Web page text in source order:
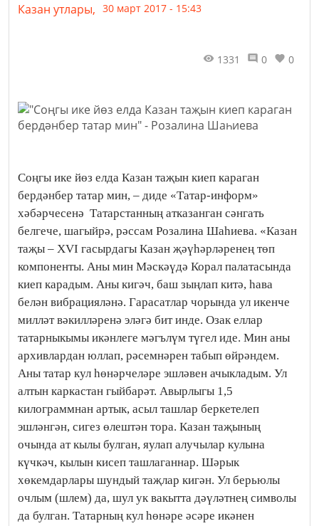
Казан утлары, 30 март 2017 - 15:43
1331 0 0
Соңгы ике йөз елда Казан таҗын киеп караган
бердәнбер татар мин, – диде «Татар-информ»
хәбәрчесенә Татарстанның атказанган сәнгать
белгече, шагыйрә, рәссам Розалина Шаһиева. «Казан
таҗы – ХVI гасырдагы Казан җәүһәрләренең төп
компоненты. Аны мин Мәскәүдә Корал палатасында
киеп карадым. Аны кигәч, баш зыңлап китә, һава
белән вибрацияләнә. Гарасатлар чорында ул икенче
милләт вәкилләренә эләгә бит инде. Озак еллар
татарныкымы икәнлеге мәгълүм түгел иде. Мин аны
архивлардан юллап, рәсемнәрен табып өйрәндем.
Аны татар кул һөнәрчеләре эшләвен ачыкладым. Ул
алтын каркастан гыйбарәт. Авырлыгы 1,5
килограммнан артык, асыл ташлар беркетелеп
эшләнгән, сигез өлештән тора. Казан таҗының
очында ат кылы булган, яулап алучылар кулына
күчкәч, кылын кисеп ташлаганнар. Шәрык
хөкемдарлары шундый таҗлар кигән. Ул берьюлы
очлым (шлем) да, шул ук вакытта дәүләтнең символы
да булган. Татарның кул һөнәре әсәре икәнен